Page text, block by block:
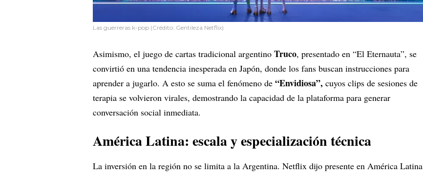
Las guerreras k-pop (Crédito: Gentileza Netflix)
Asimismo, el juego de cartas tradicional argentino Truco, presentado en “El Eternauta”, se
convirtió en una tendencia inesperada en Japón, donde los fans buscan instrucciones para
aprender a jugarlo. A esto se suma el fenómeno de “Envidiosa”, cuyos clips de sesiones de
terapia se volvieron virales, demostrando la capacidad de la plataforma para generar
conversación social inmediata.
América Latina: escala y especialización técnica
La inversión en la región no se limita a la Argentina. Netflix dijo presente en América Latina